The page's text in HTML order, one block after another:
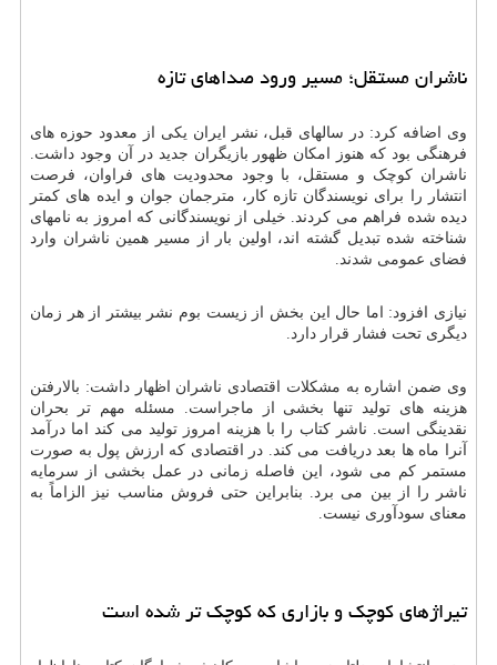
ناشران مستقل؛ مسیر ورود صداهای تازه
وی اضافه کرد: در سالهای قبل، نشر ایران یکی از معدود حوزه های
فرهنگی بود که هنوز امکان ظهور بازیگران جدید در آن وجود داشت.
ناشران کوچک و مستقل، با وجود محدودیت های فراوان، فرصت
انتشار را برای نویسندگان تازه کار، مترجمان جوان و ایده های کمتر
دیده شده فراهم می کردند. خیلی از نویسندگانی که امروز به نامهای
شناخته شده تبدیل گشته اند، اولین بار از مسیر همین ناشران وارد
فضای عمومی شدند.
نیازی افزود: اما حال این بخش از زیست بوم نشر بیشتر از هر زمان
دیگری تحت فشار قرار دارد.
وی ضمن اشاره به مشکلات اقتصادی ناشران اظهار داشت: بالارفتن
هزینه های تولید تنها بخشی از ماجراست. مسئله مهم تر بحران
نقدینگی است. ناشر کتاب را با هزینه امروز تولید می کند اما درآمد
آنرا ماه ها بعد دریافت می کند. در اقتصادی که ارزش پول به صورت
مستمر کم می شود، این فاصله زمانی در عمل بخشی از سرمایه
ناشر را از بین می برد. بنابراین حتی فروش مناسب نیز الزاماً به
معنای سودآوری نیست.
تیراژهای کوچک و بازاری که کوچک تر شده است